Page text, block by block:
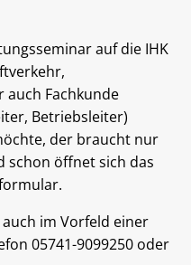
auf die IHK
auch Fachkunde
Betriebsleiter)
der braucht nur
schon öffnet sich das
im Vorfeld einer
05741-9099250 oder